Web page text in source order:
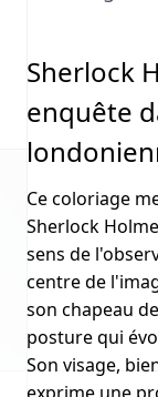
Sherlock
enquête
Ce coloriage
Sherlock
sens de
centre de
son chapeau
posture qui
Son visage,